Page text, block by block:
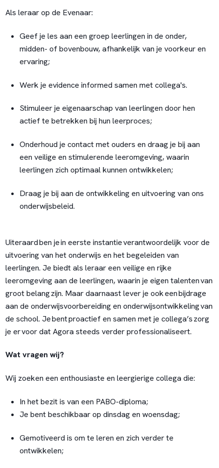
Als leraar op de Evenaar:
Geef je les aan een groep leerlingen in de onder,
midden- of bovenbouw, afhankelijk van je voorkeur en
ervaring;
Werk je evidence informed samen met collega's.
Stimuleer je eigenaarschap van leerlingen door hen
actief te betrekken bij hun leerproces;
Onderhoud je contact met ouders en draag je bij aan
een veilige en stimulerende leeromgeving, waarin
leerlingen zich optimaal kunnen ontwikkelen;
Draag je bij aan de ontwikkeling en uitvoering van ons
onderwijsbeleid.
Uiteraard ben je in eerste instantie verantwoordelijk voor de
uitvoering van het onderwijs en het begeleiden van
leerlingen. Je biedt als leraar een veilige en rijke
leeromgeving aan de leerlingen, waarin je eigen talenten van
groot belang zijn. Maar daarnaast lever je ook een bijdrage
aan de onderwijsvoorbereiding en onderwijsontwikkeling van
de school. Je bent proactief en samen met je collega’s zorg
je er voor dat Agora steeds verder professionaliseert.
Wat vragen wij?
Wij zoeken een enthousiaste en leergierige collega die:
In het bezit is van een PABO-diploma;
Je bent beschikbaar op dinsdag en woensdag;
Gemotiveerd is om te leren en zich verder te
ontwikkelen;